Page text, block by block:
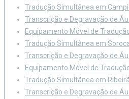
Tradução Simultânea em
Transcrição e Degravação de
Equipamento Móvel de
Tradução Simultânea em
Transcrição e Degravação de
Equipamento Móvel de
Tradução Simultânea em
Transcrição e Degravação de